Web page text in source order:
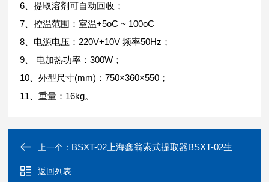
6、提取溶剂可自动回收；
7、控温范围：室温+5oC ~ 100oC
8、电源电压：220V+10V 频率50Hz；
9、 电加热功率：300W；
10、外型尺寸(mm)：750×360×550；
11、重量：16kg。
上一个： BSXT-02上海鑫翁索式提取器BSXT-02生产厂家
返回列表